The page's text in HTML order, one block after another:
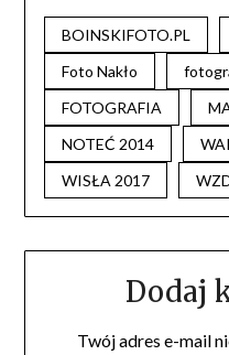
BOINSKIFOTO.PL
Foto Nakło
FOTOGRAFIA
NOTEĆ 2014
WISŁA 2017
Dodaj
Twój adres e-mail